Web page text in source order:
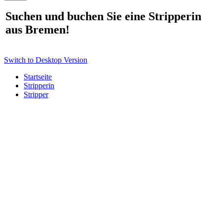
Suchen und buchen Sie eine Stripperin
aus Bremen!
Switch to Desktop Version
Startseite
Stripperin
Stripper